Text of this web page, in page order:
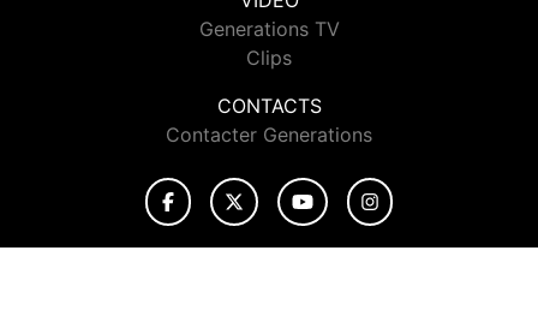
Generations TV
Clips
CONTACTS
Contacter Generations